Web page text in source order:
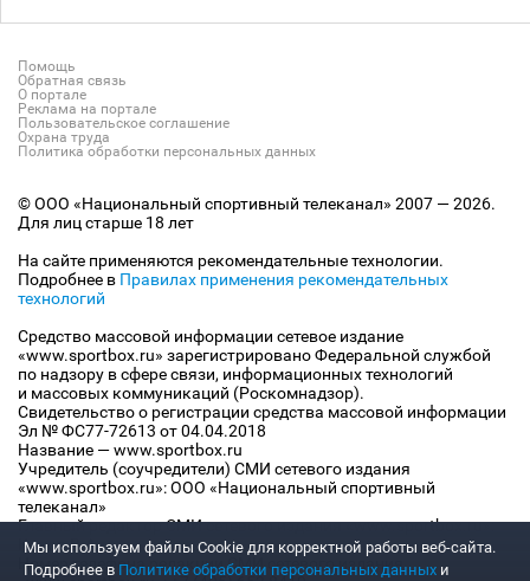
Помощь
Обратная связь
О портале
Реклама на портале
Пользовательское соглашение
Охрана труда
Политика обработки персональных данных
© ООО «Национальный спортивный телеканал» 2007 — 2026.
Для лиц старше 18 лет
На сайте применяются рекомендательные технологии.
Подробнее в Правилах применения рекомендательных
технологий
Средство массовой информации сетевое издание
«www.sportbox.ru» зарегистрировано Федеральной службой
по надзору в сфере связи, информационных технологий
и массовых коммуникаций (Роскомнадзор).
Свидетельство о регистрации средства массовой информации
Эл № ФС77-72613 от 04.04.2018
Название — www.sportbox.ru
Учредитель (соучредители) СМИ сетевого издания
«www.sportbox.ru»: ООО «Национальный спортивный
телеканал»
Главный редактор СМИ сетевого издания «www.sportbox.ru»:
Конов В.А.
Номер телефона редакции СМИ сетевого издания
Мы используем файлы Сookie для корректной работы веб-сайта.
Подробнее в Политике обработки персональных данных и